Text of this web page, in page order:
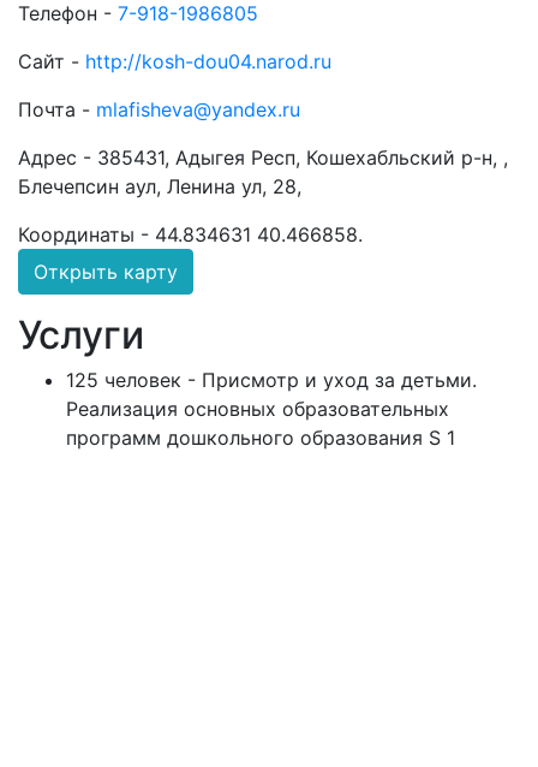
Телефон - 7-918-1986805
Сайт - http://kosh-dou04.narod.ru
Почта - mlafisheva@yandex.ru
Адрес - 385431, Адыгея Респ, Кошехабльский р-н, ,
Блечепсин аул, Ленина ул, 28,
Координаты - 44.834631 40.466858.
Открыть карту
Услуги
125 человек - Присмотр и уход за детьми.
Реализация основных образовательных
программ дошкольного образования S 1